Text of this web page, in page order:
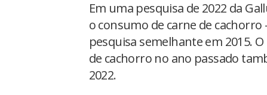
Em uma pesquisa de 2022 da
o consumo de carne de
pesquisa semelhante em 2015.
de cachorro no ano passado
2022.